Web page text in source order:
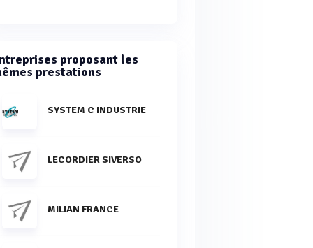
proposant les
prestations
SYSTEM C INDUSTRIE
LECORDIER SIVERSO
MILIAN FRANCE